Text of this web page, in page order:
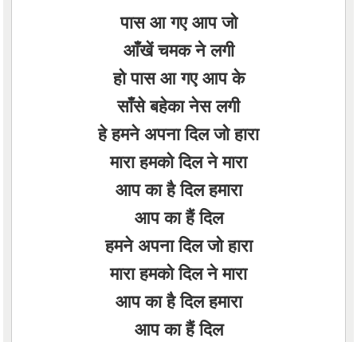
पास आ गए आप जो
आँखें चमक ने लगी
हो पास आ गए आप के
साँसे बहेका नेस लगी
हे हमने अपना दिल जो हारा
मारा हमको दिल ने मारा
आप का है दिल हमारा
आप का हैं दिल
हमने अपना दिल जो हारा
मारा हमको दिल ने मारा
आप का है दिल हमारा
आप का हैं दिल